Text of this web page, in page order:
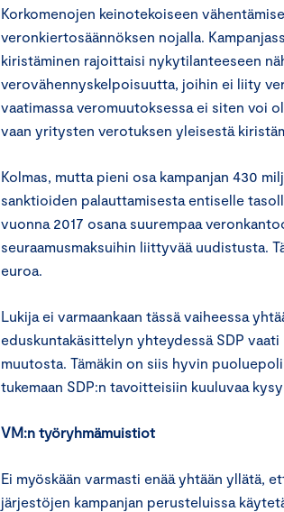
Korkomenojen keinotekoiseen
veronkiertosäännöksen nojalla.
kiristäminen rajoittaisi nykytilanteeseen
verovähennyskelpoisuutta, joihin ei liity
vaatimassa veromuutoksessa ei siten voi
vaan yritysten verotuksen yleisestä
Kolmas, mutta pieni osa kampanjan 430
sanktioiden palauttamisesta entiselle
vuonna 2017 osana suurempaa
seuraamusmaksuihin liittyvää uudistusta.
euroa.
Lukija ei varmaankaan tässä vaiheessa
eduskuntakäsittelyn yhteydessä SDP
muutosta. Tämäkin on siis hyvin
tukemaan SDP:n tavoitteisiin kuuluvaa
VM:n työryhmämuistiot
Ei myöskään varmasti enää yhtään yllätä,
järjestöjen kampanjan perusteluissa